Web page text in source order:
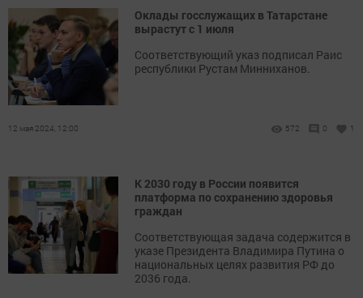
Оклады госслужащих в Татарстане
вырастут с 1 июля
Соответствующий указ подписал Раис
республики Рустам Минниханов.
12 мая 2024, 12:00 572 0 1
К 2030 году в России появится
платформа по сохранению здоровья
граждан
Соответствующая задача содержится в
указе Президента Владимира Путина о
национальных целях развития РФ до
2036 года.